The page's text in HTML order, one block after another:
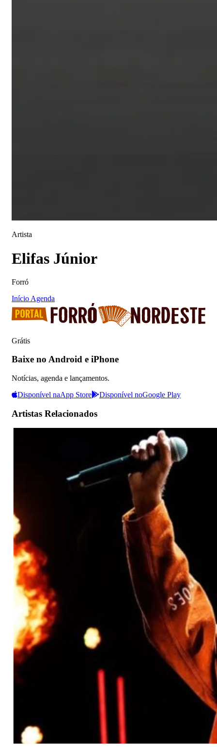
Artista
Elifas Júnior
Forró
Início Agenda
Grátis
Baixe no Android e iPhone
Notícias, agenda e lançamentos.
Disponível naApp Store Disponível noGoogle Play
Artistas Relacionados